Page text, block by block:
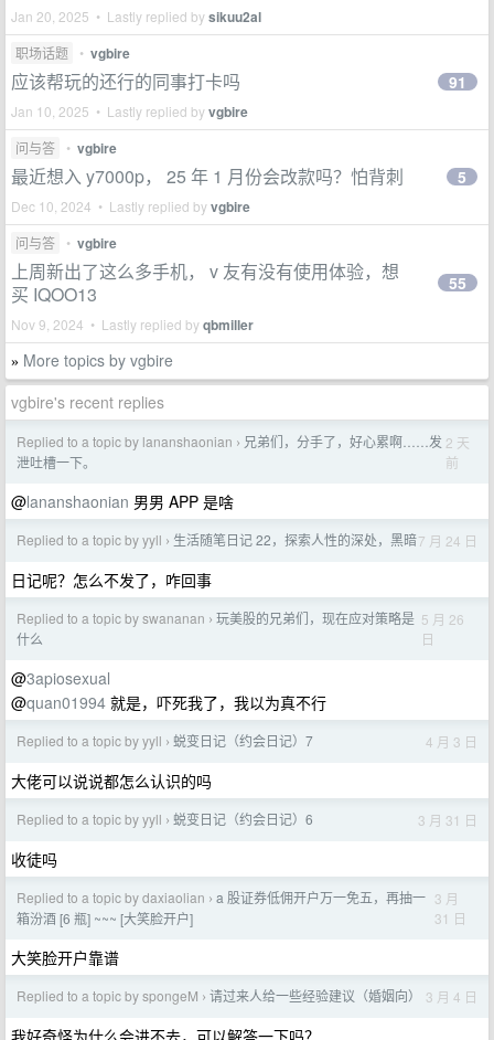
Jan 20, 2025 • Lastly replied bysikuu2al
职场话题 • vgbire
应该帮玩的还行的同事打卡吗
Jan 10, 2025 • Lastly replied byvgbire
91
问与答 • vgbire
最近想入 y7000p， 25 年 1 月份会改款吗？怕背刺
Dec 10, 2024 • Lastly replied byvgbire
5
问与答 • vgbire
上周新出了这么多手机， v 友有没有使用体验，想
买 IQOO13
Nov 9, 2024 • Lastly replied byqbmiller
55
» More topics by vgbire
vgbire's recent replies
Replied to a topic by lananshaonian › 兄弟们，分手了，好心累啊……发
泄吐槽一下。
2 天
前
@lananshaonian 男男 APP 是啥
Replied to a topic by yyll › 生活随笔日记 22，探索人性的深处，黑暗7 月 24 日
日记呢？怎么不发了，咋回事
Replied to a topic by swananan › 玩美股的兄弟们，现在应对策略是
什么
5 月 26
日
@3apiosexual
@quan01994 就是，吓死我了，我以为真不行
Replied to a topic by yyll › 蜕变日记（约会日记）7 4 月 3 日
大佬可以说说都怎么认识的吗
Replied to a topic by yyll › 蜕变日记（约会日记）6 3 月 31 日
收徒吗
Replied to a topic by daxiaolian › a 股证券低佣开户万一免五，再抽一
箱汾酒 [6 瓶] ~~~ [大笑脸开户]
3 月
31 日
大笑脸开户靠谱
Replied to a topic by spongeM › 请过来人给一些经验建议（婚姻向） 3 月 4 日
我好奇怪为什么会进不去，可以解答一下吗？